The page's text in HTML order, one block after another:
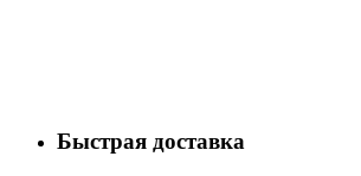
Быстрая доставка